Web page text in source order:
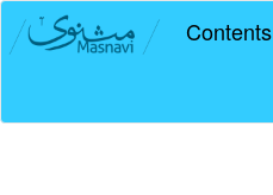
Contents